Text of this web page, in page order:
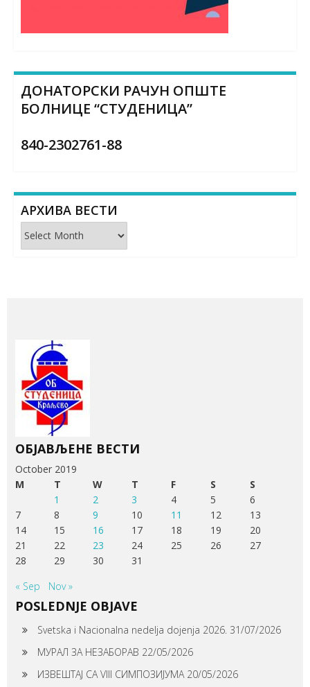
ДОНАТОРСКИ РАЧУН ОПШТЕ
БОЛНИЦЕ “СТУДЕНИЦА”
840-2302761-88
АРХИВА ВЕСТИ
Архива
вести
ОБЈАВЉЕНЕ ВЕСТИ
October 2019
M
T W T F S
S
1
2 3 4 5
6
7
8 9 10 11 12
13
14
15 16 17 18 19
20
21
22 23 24 25 26
27
28
29 30
31
« Sep
Nov »
POSLEDNJE OBJAVE
Svetska i Nacionalna nedelja dojenja 2026. 31/07/2026
МУРАЛ ЗА НЕЗАБОРАВ 22/05/2026
ИЗВЕШТАЈ СА VIII СИМПОЗИЈУМА 20/05/2026